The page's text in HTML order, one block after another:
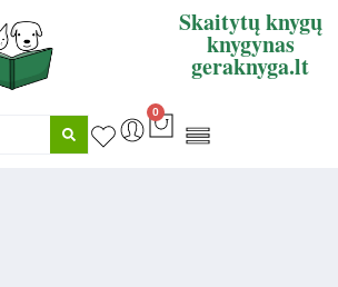
Skaitytų knygų
knygynas
geraknyga.lt
0